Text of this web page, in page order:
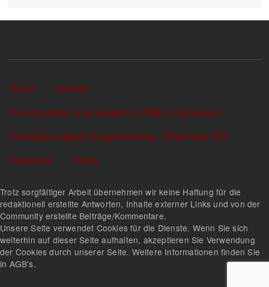
Sekundärlinks
Home
Kontakt
Alle Angaben ohne Gewähr! | AGB & Impressum
Einbürgerungstest Fragenkatalog - Download PDF
Facebook
Twitter
Trotz sorgfältiger Arbeit übernehmen wir keine Haftung für die
redaktionell erstellte Antworten, Inhalte externer Links und von der
Community erstellte Beiträge/Kommentare.
Unsere Seite verwendet Cookies für die Dienste. Wenn Sie sich
weiterhin auf dieser Seite aufhalten, akzeptieren Sie Verwendung
der Cookies durch unserer Seite. Weitere Informationen finden Sie
in AGB's.